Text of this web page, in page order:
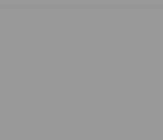
요금만으로 판단하기 어렵습니다. 보험 포